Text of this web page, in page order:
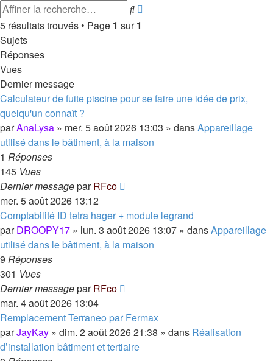
Rechercher
5 résultats trouvés • Page 1 sur1
Sujets
Réponses
Vues
Dernier message
Calculateur de fuite piscine pour se faire une idée de prix,
quelqu'un connaît ?
parAnaLysa » mer. 5 août 2026 13:03 » dansAppareillage
utilisé dans le bâtiment, à la maison
1 Réponses
145 Vues
Dernier messageparRFco
mer. 5 août 2026 13:12
Comptabilité ID tetra hager + module legrand
parDROOPY17 » lun. 3 août 2026 13:07 » dansAppareillage
utilisé dans le bâtiment, à la maison
9 Réponses
301 Vues
Dernier messageparRFco
mar. 4 août 2026 13:04
Remplacement Terraneo par Fermax
parJayKay » dim. 2 août 2026 21:38 » dans Réalisation
d’installation bâtiment et tertiaire